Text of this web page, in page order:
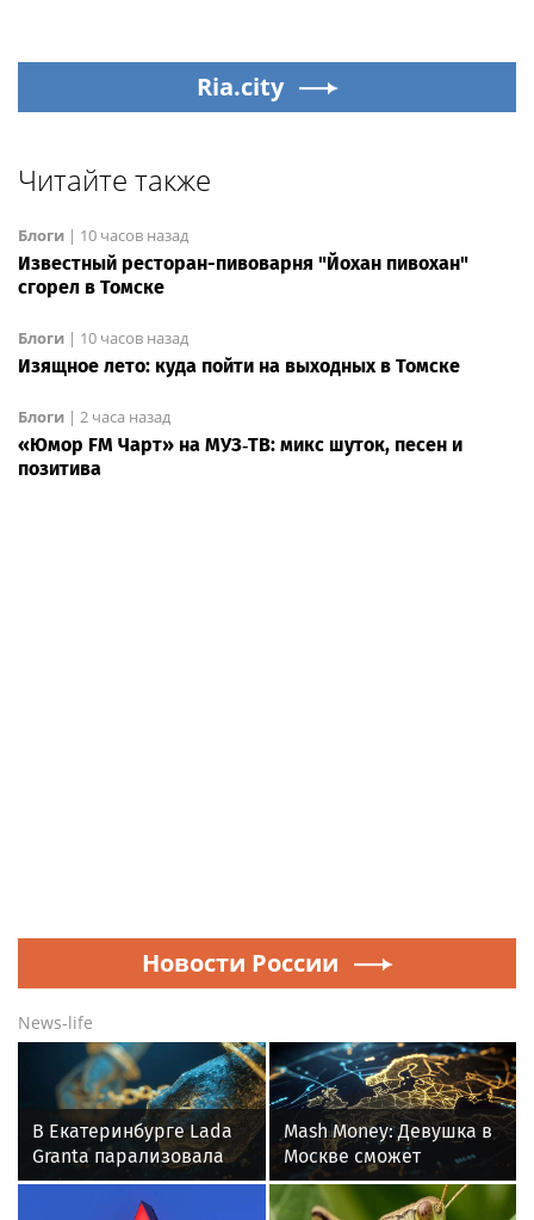
Ria.city
Читайте также
Блоги | 10 часов назад
Известный ресторан-пивоварня "Йохан пивохан"
сгорел в Томске
Блоги | 10 часов назад
Изящное лето: куда пойти на выходных в Томске
Блоги | 2 часа назад
«Юмор FM Чарт» на МУЗ‑ТВ: микс шуток, песен и
позитива
Новости России
News-life
В Екатеринбурге Lada
Granta парализовала
движение на
Mash Money: Девушка в
Москве сможет
сэкономить 1,4 млн
рублей в год